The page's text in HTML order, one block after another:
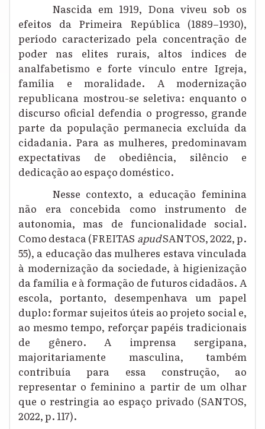
Nascida em 1919, Dona viveu sob os
efeitos da Primeira República (1889–1930),
período caracterizado pela concentração de
poder nas elites rurais, altos índices de
analfabetismo e forte vínculo entre Igreja,
família e moralidade. A modernização
republicana mostrou-se seletiva: enquanto o
discurso oficial defendia o progresso, grande
parte da população permanecia excluída da
cidadania. Para as mulheres, predominavam
expectativas de obediência, silêncio e
dedicação ao espaço doméstico.
Nesse contexto, a educação feminina
não era concebida como instrumento de
autonomia, mas de funcionalidade social.
Como destaca (FREITAS apudSANTOS, 2022, p.
55), a educação das mulheres estava vinculada
à modernização da sociedade, à higienização
da família e à formação de futuros cidadãos. A
escola, portanto, desempenhava um papel
duplo: formar sujeitos úteis ao projeto social e,
ao mesmo tempo, reforçar papéis tradicionais
de gênero. A imprensa sergipana,
majoritariamente masculina, também
contribuía para essa construção, ao
representar o feminino a partir de um olhar
que o restringia ao espaço privado (SANTOS,
2022, p. 117).